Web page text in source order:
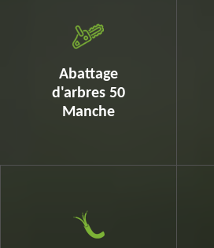
Abattage
d'arbres 50
Manche